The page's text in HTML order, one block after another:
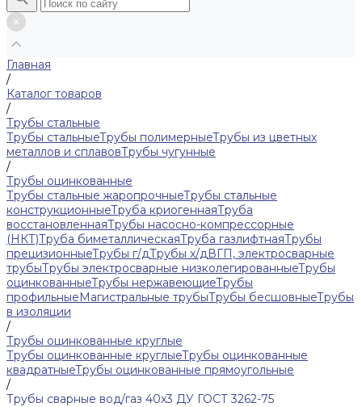
Главная
/
Каталог товаров
/
Трубы стальные
Трубы стальныеТрубы полимерныеТрубы из цветных
металлов и сплавовТрубы чугунные
/
Трубы оцинкованные
Трубы стальные жаропрочныеТрубы стальные
конструкционныеТруба криогеннаяТруба
восстановленнаяТрубы насосно-компрессорные
(НКТ)Труба биметаллическаяТруба газлифтнаяТрубы
прецизионныеТрубы г/дТрубы х/дВГП, электросварные
трубыТрубы электросварные низколегированныеТрубы
оцинкованныеТрубы нержавеющиеТрубы
профильныеМагистральные трубыТрубы бесшовныеТрубы
в изоляции
/
Трубы оцинкованные круглые
Трубы оцинкованные круглыеТрубы оцинкованные
квадратныеТрубы оцинкованные прямоугольные
/
Трубы сварные вод/газ 40x3 ДУ ГОСТ 3262-75